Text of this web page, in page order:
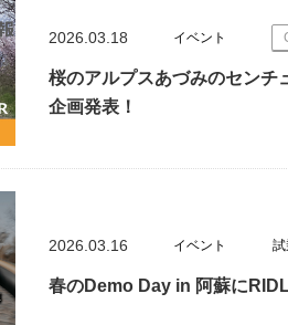
2026.03.18 イベント
桜のアルプスあづみのセンチ
企画発表！
2026.03.16 イベント
春のDemo Day in 阿蘇に